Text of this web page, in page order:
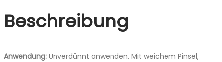
Beschreibung
Anwendung: Unverdünnt anwenden. Mit weichem Pinsel,